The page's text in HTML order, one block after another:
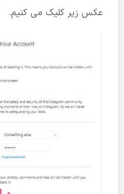
عکس زیر کلیک می کنیم.